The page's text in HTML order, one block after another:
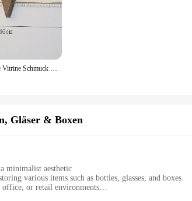
Holz Halskette Vitrine Schmuck Display Organizer Halter Rack Ständer Metall hängende Ohrring Racks an der Wand für Armband Fall Requisiten
Gläser & Boxen
minimalist aesthetic
various items such as bottles, glasses, and boxes
or retail environments